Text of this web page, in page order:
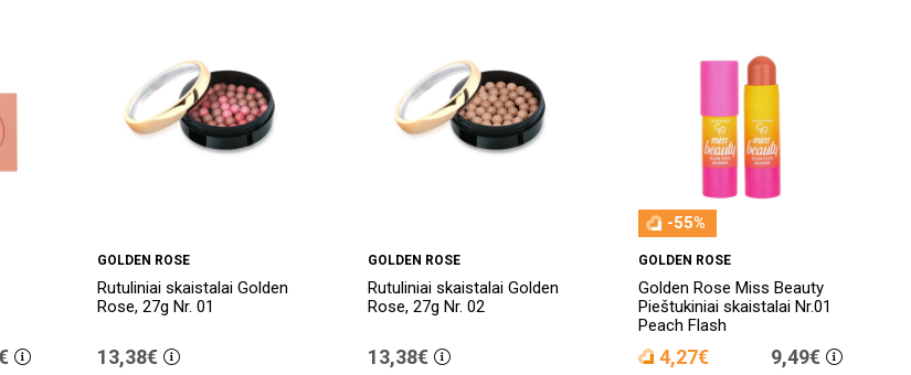
GOLDEN ROSE
Rutuliniai skaistalai Golden
Rose, 27g Nr. 01
13,38€
GOLDEN ROSE
Rutuliniai skaistalai Golden
Rose, 27g Nr. 02
13,38€
-55%
GOLDEN ROSE
Golden Rose Miss Beauty
Pieštukiniai skaistalai Nr.01
Peach Flash
4,27€ 9,49€